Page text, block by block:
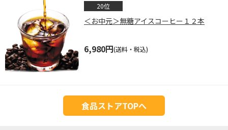
＜お中元＞無糖アイスコーヒー１２本
6,980円(送料・税込)
食品ストアTOPへ